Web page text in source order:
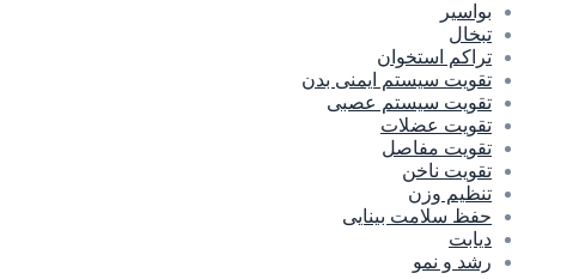
بواسیر
تبخال
تراکم استخوان
تقویت سیستم ایمنی بدن
تقویت سیستم عصبی
تقویت عضلات
تقویت مفاصل
تقویت ناخن
تنظیم وزن
حفظ سلامت بینایی
دیابت
رشد و نمو